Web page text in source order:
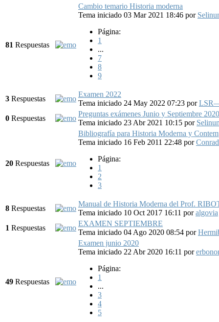
81 Respuestas
Cambio temario Historia moderna
Tema iniciado 03 Mar 2021 18:46 por
Página:
1
...
7
8
9
3 Respuestas
Examen 2022
Tema iniciado 24 May 2022 07:23 por
0 Respuestas
Preguntas exámenes Junio y Septiembre 2020
Tema iniciado 23 Abr 2021 10:15 por
20 Respuestas
Bibliografía para Historia Moderna y
Tema iniciado 16 Feb 2011 22:48 por
Página:
1
2
3
8 Respuestas
Manual de Historia Moderna del Prof.
Tema iniciado 10 Oct 2017 16:11 poralgovia
1 Respuestas
EXAMEN SEPTIEMBRE
Tema iniciado 04 Ago 2020 08:54 por
49 Respuestas
Examen junio 2020
Tema iniciado 22 Abr 2020 16:11 por
Página:
1
...
3
4
5